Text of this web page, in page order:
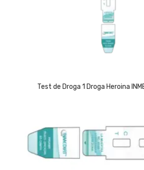
Test de Droga 1 Droga Heroina